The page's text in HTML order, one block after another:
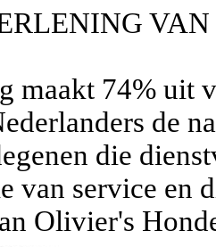
VAN
maakt 74% uit
de
die
van service en
Olivier's